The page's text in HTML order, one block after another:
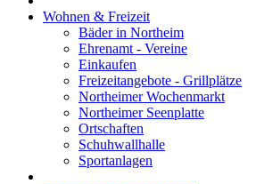
Wohnen & Freizeit
Bäder in Northeim
Ehrenamt - Vereine
Einkaufen
Freizeitangebote - Grillplätze
Northeimer Wochenmarkt
Northeimer Seenplatte
Ortschaften
Schuhwallhalle
Sportanlagen